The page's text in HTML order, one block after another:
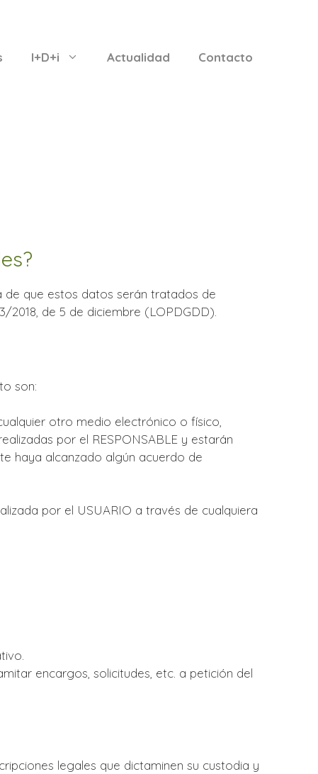
I+D+i Actualidad Contacto
de que estos datos serán tratados de
2018, de 5 de diciembre (LOPDGDD).
son:
otro medio electrónico o físico,
por el RESPONSABLE y estarán
haya alcanzado algún acuerdo de
por el USUARIO a través de cualquiera
encargos, solicitudes, etc. a petición del
legales que dictaminen su custodia y